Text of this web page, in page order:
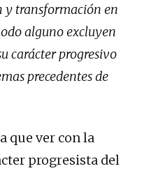
y transformación en
alguno excluyen
carácter progresivo
precedentes de
que ver con la
progresista del